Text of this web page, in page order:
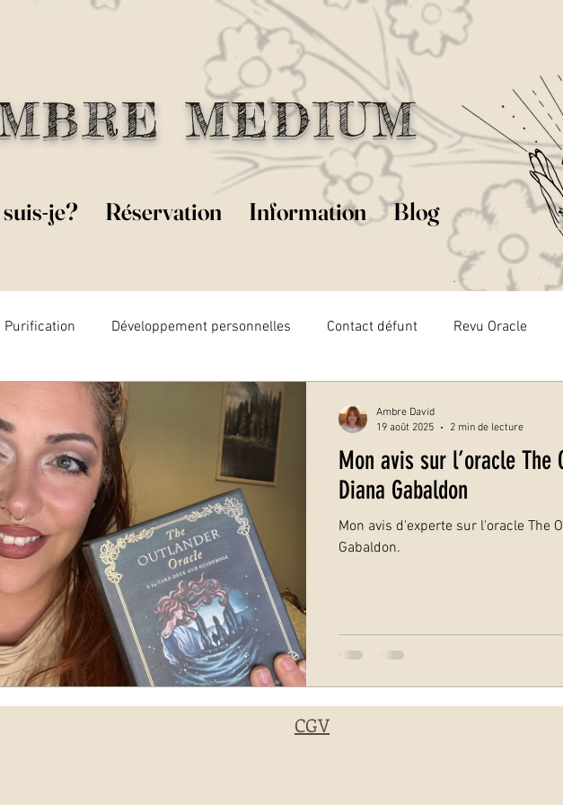
MEDIUM
je? Réservation Information Blog
Purification Développement personnelles Contact défunt Revu Oracle
Mon avis sur l’oracle The
Diana Gabaldon
Mon avis d'experte sur l'oracle The
Gabaldon.
Ambre David
19 août 2025
2 min de lecture
CGV